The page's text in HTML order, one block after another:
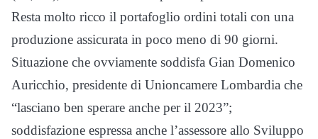
Resta molto ricco il portafoglio ordini totali con una
produzione assicurata in poco meno di 90 giorni.
Situazione che ovviamente soddisfa Gian Domenico
Auricchio, presidente di Unioncamere Lombardia che
“lasciano ben sperare anche per il 2023”;
soddisfazione espressa anche l’assessore allo Sviluppo